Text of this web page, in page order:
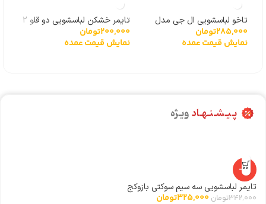
تاخو لباسشویی ال جی مدل
گیربکسی 6501KW2001A
285,000تومان
نمایش قیمت عمده
تایمر خشکن لباسشویی دو قلو 2
سیم
200,000تومان
نمایش قیمت عمده
پـیـشـنـهـادویـژه
-5%
تایمر لباسشویی سه سیم سوکتی بازوکج
342,000تومان 325,000تومان